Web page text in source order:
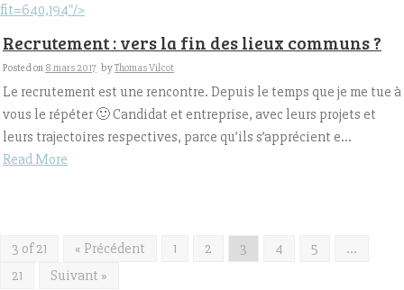
fit=640,194"/>
Recrutement : vers la fin des lieux communs ?
Posted on 8 mars 2017 byThomas Vilcot
Le recrutement est une rencontre. Depuis le temps que je me tue à
vous le répéter 🙂 Candidat et entreprise, avec leurs projets et
leurs trajectoires respectives, parce qu’ils s’apprécient e...
Read More
3 of 21 « Précédent 1 2 3 4 5
…
21
Suivant »